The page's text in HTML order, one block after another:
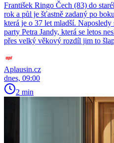
František Ringo Čech (83) do
rok a půl je šťastně zadaný po
která je o 37 let mladší.
party Petra Jandy, která se letos
přes velký věkový rozdíl jim to
Aplausin.cz
dnes, 09:00
2 min